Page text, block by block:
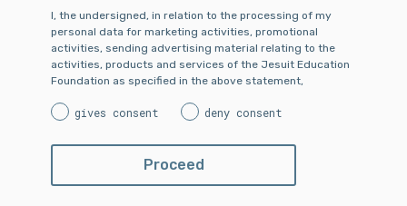
I, the undersigned, in relation to the processing of my
personal data for marketing activities, promotional
activities, sending advertising material relating to the
activities, products and services of the Jesuit Education
Foundation as specified in the above statement,
gives consent deny consent